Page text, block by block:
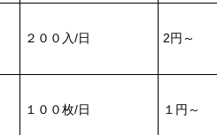
２００入/日 2円～
１００枚/日 １円～